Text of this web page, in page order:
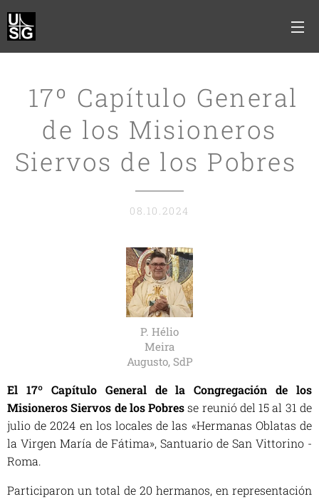
17º Capítulo General
de los Misioneros
Siervos de los Pobres
08.10.2024
P. Hélio
Meira
Augusto, SdP
El 17º Capítulo General de la Congregación de los
Misioneros Siervos de los Pobresse reunió del 15 al 31 de
julio de 2024 en los locales de las «Hermanas Oblatas de
la Virgen María de Fátima», Santuario de San Vittorino -
Roma.
Participaron un total de 20 hermanos, en representación